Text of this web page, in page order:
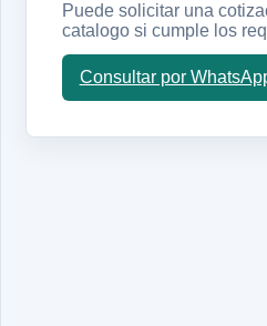
Puede solicitar una
catalogo si cumple los
Consultar por